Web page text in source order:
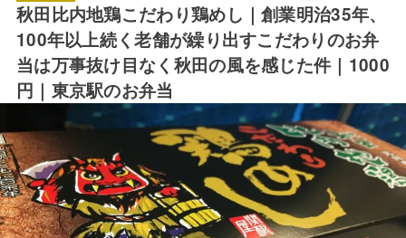
秋田比内地鶏こだわり鶏めし｜創業明治35年、
100年以上続く老舗が繰り出すこだわりのお弁
当は万事抜け目なく秋田の風を感じた件｜1000
円｜東京駅のお弁当